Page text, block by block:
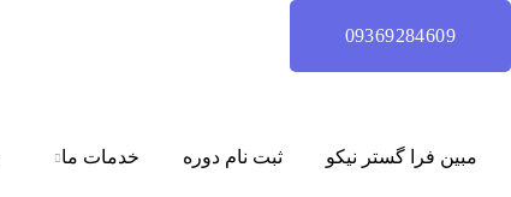
09369284609
مبین فرا گستر نیکو ثبت نام دوره خدمات ما